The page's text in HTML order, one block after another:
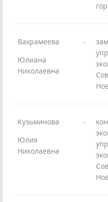
Вахрамеева
Юлиана
Николаевна
-
Кузьминова
Юлия
Николаевна
-